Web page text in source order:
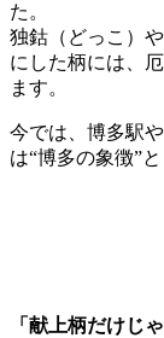
た。
独鈷（どっこ）
にした柄には、
ます。
今では、博多駅
は“博多の象徴”
「献上柄だけじ